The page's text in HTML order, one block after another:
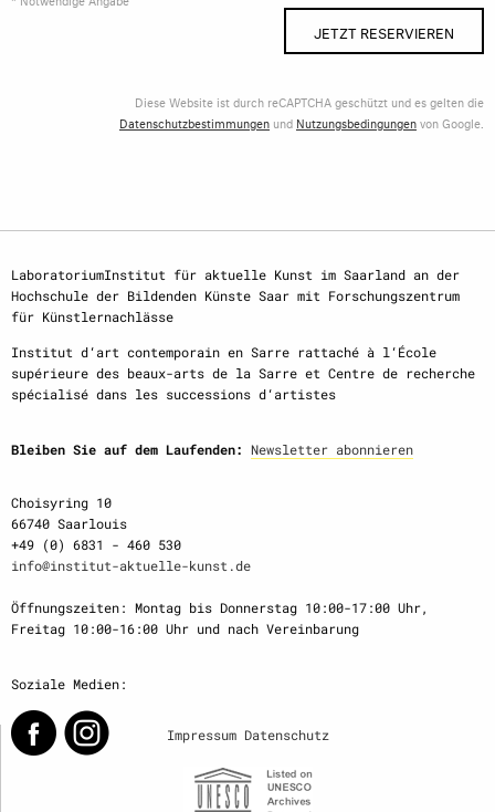
JETZT RESERVIEREN
Diese Website ist durch reCAPTCHA geschützt und es gelten die
Datenschutzbestimmungen und Nutzungsbedingungenvon Google.
LaboratoriumInstitut für aktuelle Kunst im Saarland an der
Hochschule der Bildenden Künste Saar mit Forschungszentrum
für Künstlernachlässe
Institut d‘art contemporain en Sarre rattaché à l‘École
supérieure des beaux-arts de la Sarre et Centre de recherche
spécialisé dans les successions d‘artistes
Bleiben Sie auf dem Laufenden: Newsletter abonnieren
Choisyring 10
66740 Saarlouis
+49 (0) 6831 - 460 530
info@institut-aktuelle-kunst.de
Öffnungszeiten: Montag bis Donnerstag 10:00-17:00 Uhr,
Freitag 10:00-16:00 Uhr und nach Vereinbarung
Soziale Medien:
Impressum Datenschutz